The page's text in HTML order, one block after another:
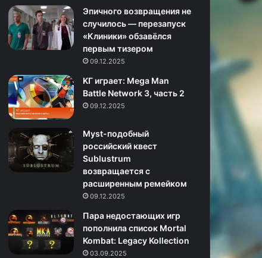
Эпичного возвращения не
случилось — перезапуск
«Клиники» обзавёлся
первым тизером
09.12.2025
KГ игpaeт: Mega Man
Battle Network 3, часть 2
09.12.2025
Myst-подобный
российский квест
Sublustrum
возвращается с
расширенным ремейком
09.12.2025
Пара недостающих игр
пополнила список Mortal
Kombat: Legacy Kollection
03.09.2025